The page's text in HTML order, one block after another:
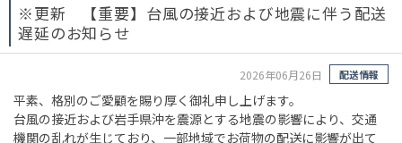
※更新 【重要】台風の接近および地震に伴う配送
遅延のお知らせ
2026年06月26日 配送情報
平素、格別のご愛顧を賜り厚く御礼申し上げます。
台風の接近および岩手県沖を震源とする地震の影響により、交通
機関の乱れが生じており、一部地域でお荷物の配送に影響が出て